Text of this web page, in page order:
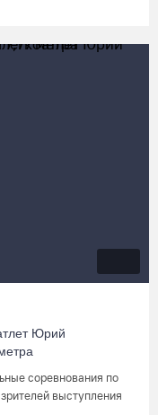
Юрий
соревнования по
выступления